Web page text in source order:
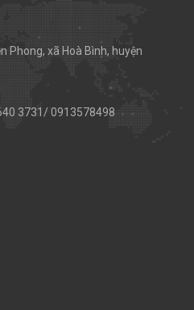
Phong, xã Hoà Bình, huyện
3731/ 0913578498